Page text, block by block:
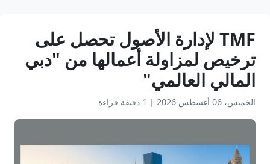
TMF لإدارة الأصول تحصل على
ترخيص لمزاولة أعمالها من "دبي
المالي العالمي"
الخميس، 06 أغسطس 2026 | 1 دقيقة قراءة